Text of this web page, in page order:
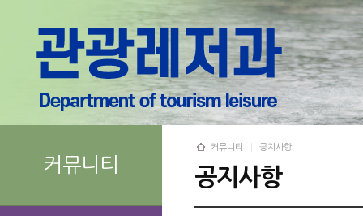
커뮤니티
커뮤니티 공지사항
공지사항